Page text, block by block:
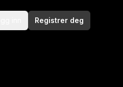
Registrer deg